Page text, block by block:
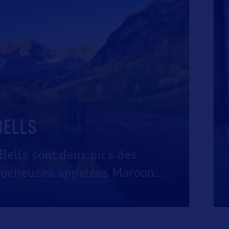
sont deux pics des
appelées Maroon